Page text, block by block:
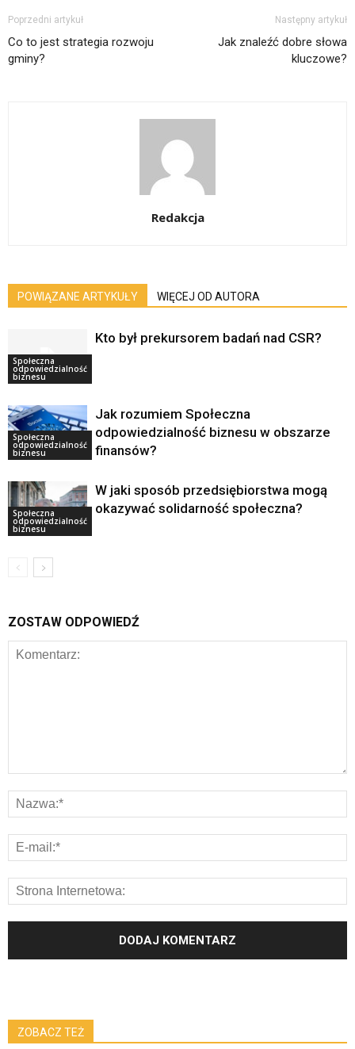
Poprzedni artykuł
Co to jest strategia rozwoju
gminy?
Następny artykuł
Jak znaleźć dobre słowa
kluczowe?
Redakcja
POWIĄZANE ARTYKUŁY WIĘCEJ OD AUTORA
Społeczna
odpowiedzialność
biznesu
Kto był prekursorem badań nad CSR?
Społeczna
odpowiedzialność
biznesu
Jak rozumiem Społeczna
odpowiedzialność biznesu w obszarze
finansów?
Społeczna
odpowiedzialność
biznesu
W jaki sposób przedsiębiorstwa mogą
okazywać solidarność społeczna?
ZOSTAW ODPOWIEDŹ
ZOBACZ TEŻ